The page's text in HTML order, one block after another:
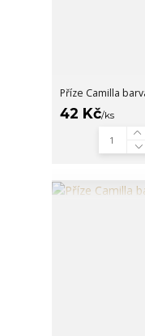
Příze Camilla
42 Kč/ks